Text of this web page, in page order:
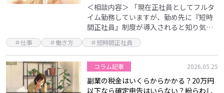
＜相談内容＞ 「現在正社員としてフルタ
イム勤務していますが、勤め先に『短時
間正社員』制度が導入されると知り気に
なっています。40代以降はもう少しマイ
ペースに働きたいのですが、勤務時間を
減らす場合、マネ…
＃仕事 ＃働き方 ＃短時間正社員
コラム記事 2026.05.25
副業の税金はいくらからかかる？20万円
以下なら確定申告はいらない？紛らわし